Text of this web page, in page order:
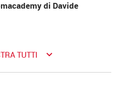
di Davide
TUTTI keyboard_arrow_down